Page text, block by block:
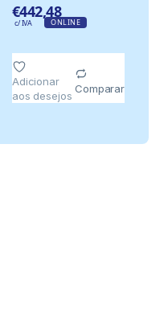
€442,48
c/ IVA ONLINE
Adicionar
aos desejos
Comparar